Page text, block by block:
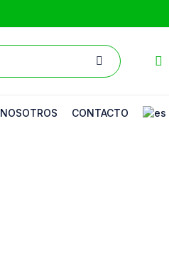
NOSOTROS CONTACTO